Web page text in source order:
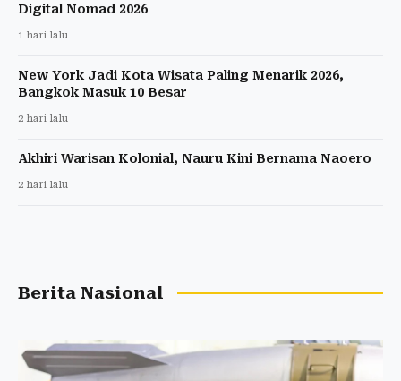
Digital Nomad 2026
1 hari lalu
New York Jadi Kota Wisata Paling Menarik 2026,
Bangkok Masuk 10 Besar
2 hari lalu
Akhiri Warisan Kolonial, Nauru Kini Bernama Naoero
2 hari lalu
Berita Nasional